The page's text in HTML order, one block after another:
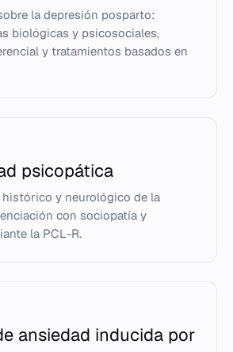
la depresión posparto:
biológicas y psicosociales,
y tratamientos basados en
psicopática
y neurológico de la
con sociopatía y
la PCL-R.
ansiedad inducida por